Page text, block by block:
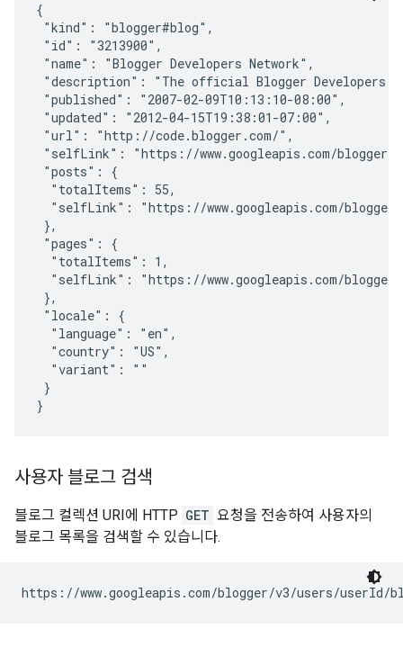
{
"kind": "blogger#blog",
"id": "3213900",
"name": "Blogger Developers Network",
"description": "The official Blogger Developers
"published": "2007-02-09T10:13:10-08:00",
"updated": "2012-04-15T19:38:01-07:00",
"url": "http://code.blogger.com/",
"selfLink": "https://www.googleapis.com/blogger/
"posts": {
  "totalItems": 55,
"selfLink": "https://www.googleapis.com/
},
"pages": {
  "totalItems": 1,
"selfLink": "https://www.googleapis.com/
},
"locale": {
  "language": "en",
  "country": "US",
  "variant": ""
}
사용자 블로그 검색
블로그 컬렉션 URI에 HTTP GET 요청을 전송하여 사용자의
블로그 목록을 검색할 수 있습니다.
https://www.googleapis.com/blogger/v3/users/userId